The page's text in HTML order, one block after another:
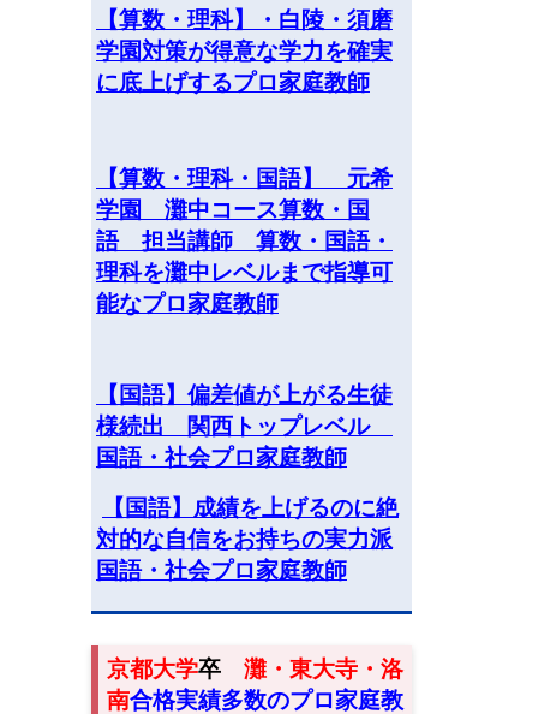
【算数・理科】・白陵・須磨
学園対策が得意な学力を確実
に底上げするプロ家庭教師
【算数・理科・国語】 元希
学園 灘中コース算数・国
語 担当講師 算数・国語・
理科を灘中レベルまで指導可
能なプロ家庭教師
【国語】偏差値が上がる生徒
様続出 関西トップレベル
国語・社会プロ家庭教師
【国語】成績を上げるのに絶
対的な自信をお持ちの実力派
国語・社会プロ家庭教師
京都大学卒 灘・東大寺・洛
南合格実績多数のプロ家庭教